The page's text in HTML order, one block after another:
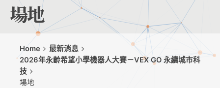
場地
Home
最新消息
2026年永齡希望小學機器人大賽－VEX GO 永續城市科
技
場地